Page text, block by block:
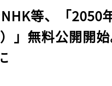
NHK等、「2050
」無料公開開